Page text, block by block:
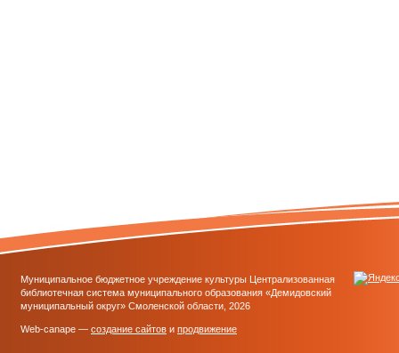
Муниципальное бюджетное учреждение культуры Централизованная
библиотечная система муниципального образования «Демидовский
муниципальный округ» Смоленской области, 2026
Web-canape — создание сайтов и продвижение